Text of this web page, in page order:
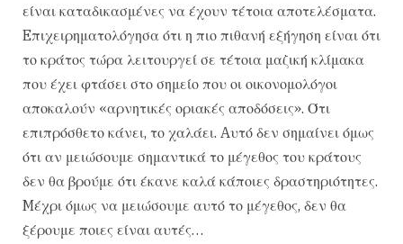
είναι καταδικασμένες να έχουν τέτοια αποτελέσματα.
Eπιχειρηματολόγησα ότι η πιο πιθανή εξήγηση είναι ότι
το κράτος τώρα λειτουργεί σε τέτοια μαζική κλίμακα
που έχει φτάσει στο σημείο που οι οικονομολόγοι
αποκαλούν «αρνητικές οριακές αποδόσεις». Ότι
επιπρόσθετο κάνει, το χαλάει. Aυτό δεν σημαίνει όμως
ότι αν μειώσουμε σημαντικά το μέγεθος του κράτους
δεν θα βρούμε ότι έκανε καλά κάποιες δραστηριότητες.
Mέχρι όμως να μειώσουμε αυτό το μέγεθος, δεν θα
ξέρουμε ποιες είναι αυτές…